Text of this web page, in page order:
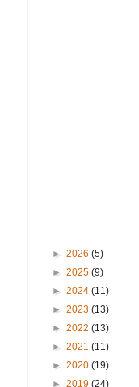
► 2026 (5)
► 2025 (9)
► 2024 (11)
► 2023 (13)
► 2022 (13)
► 2021 (11)
► 2020 (19)
► 2019 (24)